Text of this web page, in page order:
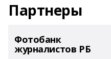
Партнеры
Фотобанк
журналистов РБ